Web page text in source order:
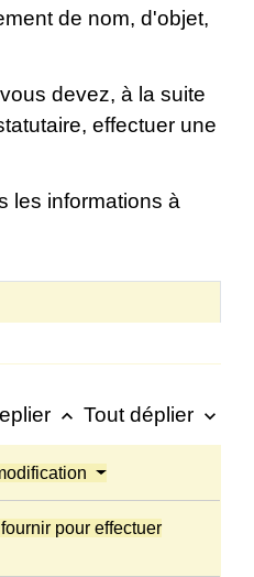
de nom, d'objet,
devez, à la suite
effectuer une
les informations à
keyboard_arrow_up Tout déplier keyboard_arrow_down
pour effectuer